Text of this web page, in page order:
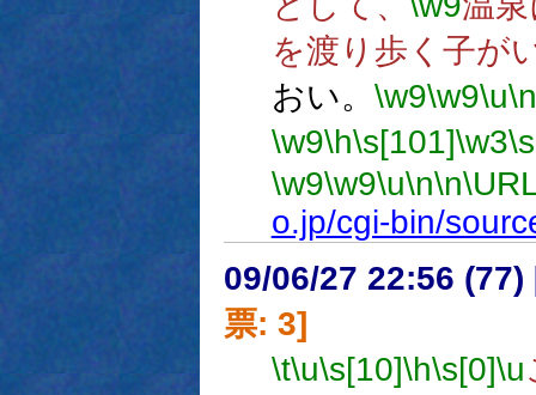
を渡り歩く子が
おい。 \w9\w9\u\n
\w9\h\s[101]\w3
\w9\w9\u\n\n
o.jp/cgi-bin/
09/06/27 22:56 (77)
票: 3]
\t\u\s[10]\h\s[0]\u